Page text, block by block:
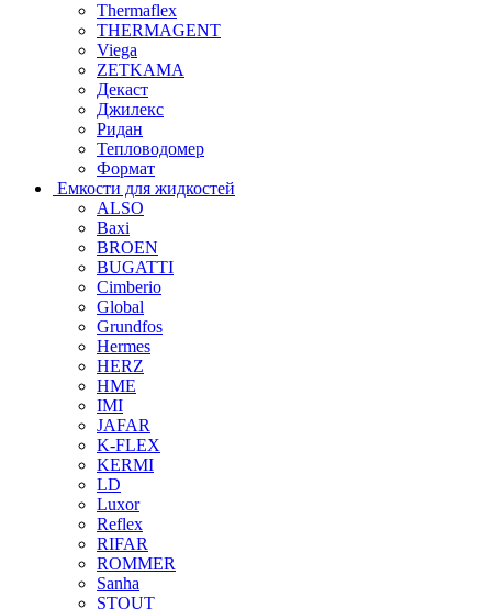
Thermaflex
THERMAGENT
Viega
ZETKAMA
Декаст
Джилекс
Ридан
Тепловодомер
Формат
Емкости для жидкостей
ALSO
Baxi
BROEN
BUGATTI
Cimberio
Global
Grundfos
Hermes
HERZ
HME
IMI
JAFAR
K-FLEX
KERMI
LD
Luxor
Reflex
RIFAR
ROMMER
Sanha
STOUT